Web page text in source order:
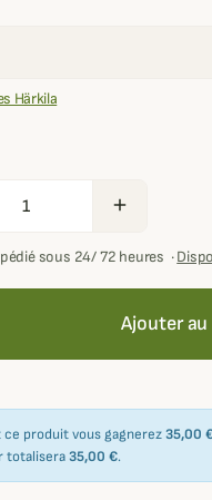
Härkila
add
sous 24/ 72 heures ·
Ajouter
ce produit vous gagnerez35,00
totalisera35,00 €.